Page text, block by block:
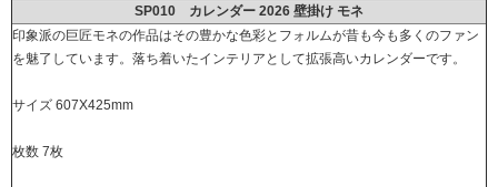
SP010 カレンダー 2026 壁掛け モネ
印象派の巨匠モネの作品はその豊かな色彩とフォルムが昔も今も多くのファン
を魅了しています。落ち着いたインテリアとして拡張高いカレンダーです。
サイズ 607X425mm
枚数 7枚